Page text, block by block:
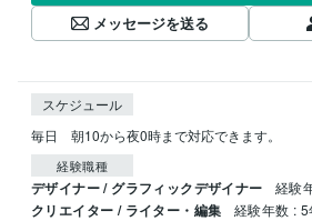
メッセージを送る
スケジュール
毎日　朝10から夜0時まで対応できます。
経験職種
デザイナー / グラフィックデザイナー 経験
クリエイター / ライター・編集 経験年数 : 5